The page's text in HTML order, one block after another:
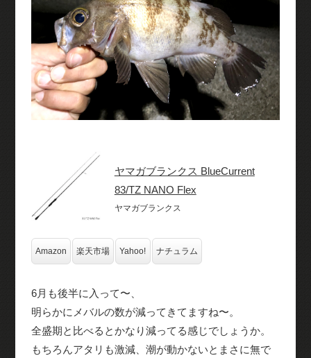
ヤマガブランクス BlueCurrent
83/TZ NANO Flex
ヤマガブランクス
Amazon 楽天市場 Yahoo! ナチュラム
6月も後半に入って〜、
明らかにメバルの数が減ってきてますね〜。
全盛期と比べるとかなり減ってる感じでしょうか。
もちろんアタリも激減、潮が動かないとまさに無で